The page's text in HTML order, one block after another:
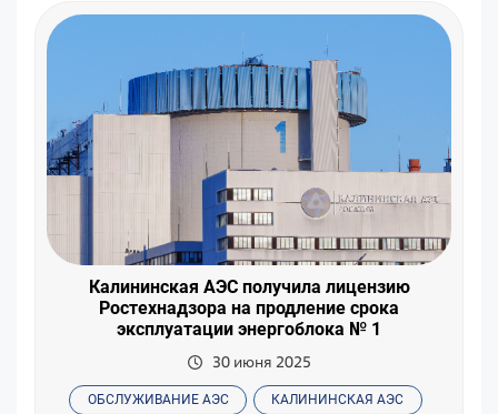
Калининская АЭС получила лицензию
Ростехнадзора на продление срока
эксплуатации энергоблока № 1
30 июня 2025
ОБСЛУЖИВАНИЕ АЭС КАЛИНИНСКАЯ АЭС